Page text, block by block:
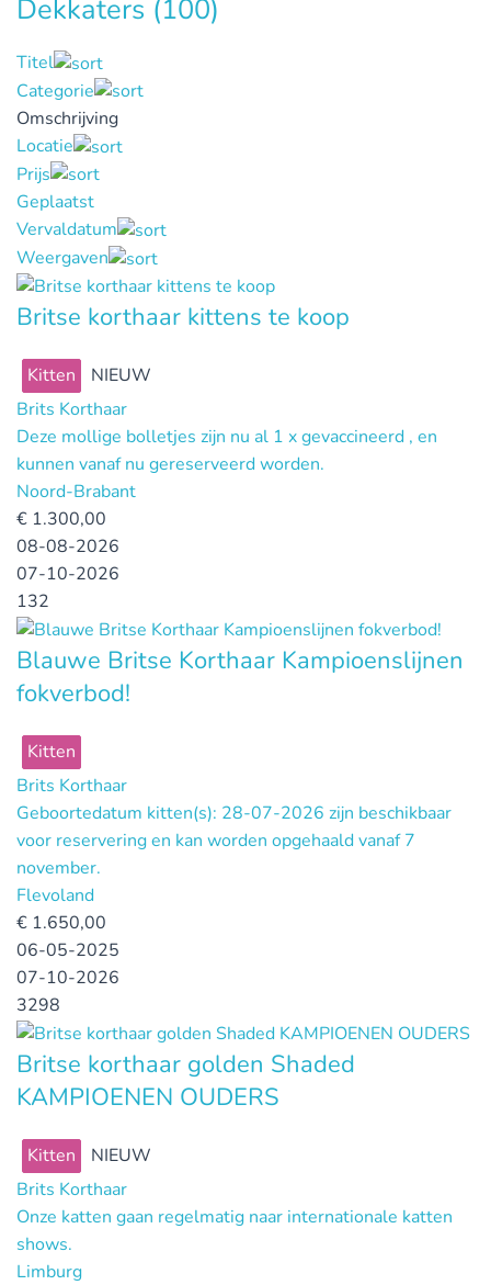
Dekkaters (100)
Titel
Categorie
Omschrijving
Locatie
Prijs
Geplaatst
Vervaldatum
Weergaven
Britse korthaar kittens te koop
Kitten
NIEUW
Brits Korthaar
Deze mollige bolletjes zijn nu al 1 x gevaccineerd , en
kunnen vanaf nu gereserveerd worden.
Noord-Brabant
€ 1.300,00
08-08-2026
07-10-2026
132
Blauwe Britse Korthaar Kampioenslijnen
fokverbod!
Kitten
Brits Korthaar
Geboortedatum kitten(s): 28-07-2026 zijn beschikbaar
voor reservering en kan worden opgehaald vanaf 7
november.
Flevoland
€ 1.650,00
06-05-2025
07-10-2026
3298
Britse korthaar golden Shaded
KAMPIOENEN OUDERS
Kitten
NIEUW
Brits Korthaar
Onze katten gaan regelmatig naar internationale katten
shows.
Limburg